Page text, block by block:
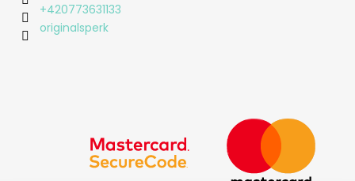
+420773631133
originalsperk